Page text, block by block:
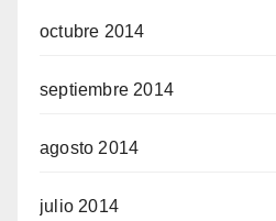
octubre 2014
septiembre 2014
agosto 2014
julio 2014